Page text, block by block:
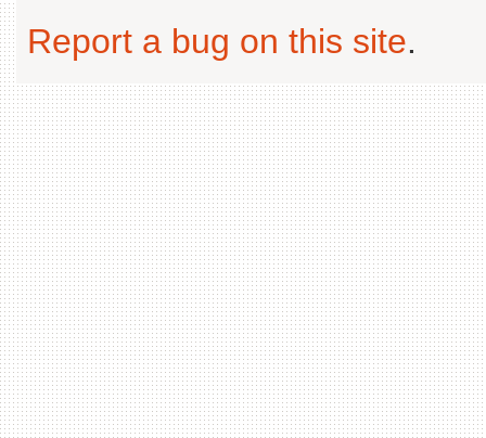
Report a bug on this site.